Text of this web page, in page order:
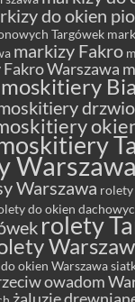
do okien
Targówek
markizy Fakro
Warszawa
moskitiery
Warszawa
Warszawa
do okien
rolety
okien Warszawa
owadom